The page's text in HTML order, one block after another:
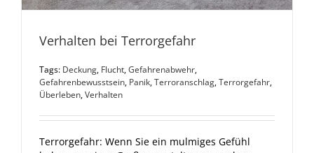
Verhalten bei Terrorgefahr
Tags: Deckung, Flucht,Gefahrenabwehr,
Gefahrenbewusstsein, Panik,Terroranschlag,Terrorgefahr,
Überleben,Verhalten
Terrorgefahr: Wenn Sie ein mulmiges Gefühl